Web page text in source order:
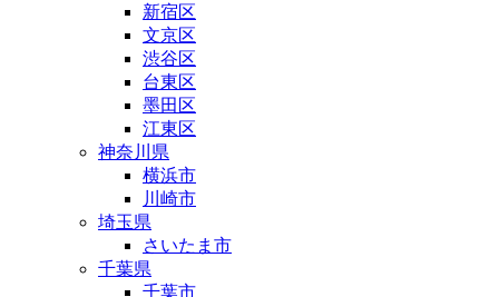
新宿区
文京区
渋谷区
台東区
墨田区
江東区
神奈川県
横浜市
川崎市
埼玉県
さいたま市
千葉県
千葉市